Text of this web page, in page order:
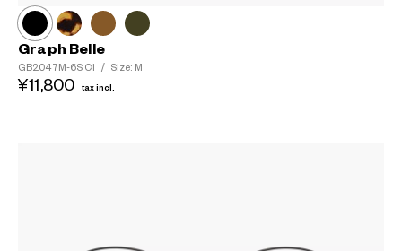
Graph Belle
GB2047M-6S C1 / Size: M
¥11,800 tax incl.